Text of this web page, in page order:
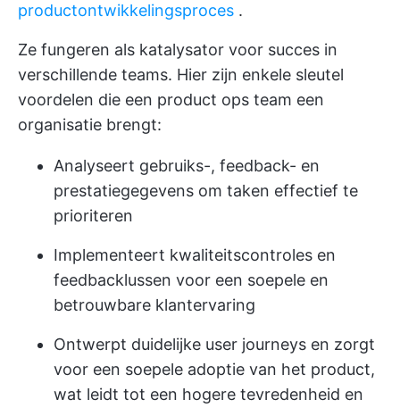
productontwikkelingsproces .
Ze fungeren als katalysator voor succes in
verschillende teams. Hier zijn enkele sleutel
voordelen die een product ops team een
organisatie brengt:
Analyseert gebruiks-, feedback- en
prestatiegegevens om taken effectief te
prioriteren
Implementeert kwaliteitscontroles en
feedbacklussen voor een soepele en
betrouwbare klantervaring
Ontwerpt duidelijke user journeys en zorgt
voor een soepele adoptie van het product,
wat leidt tot een hogere tevredenheid en